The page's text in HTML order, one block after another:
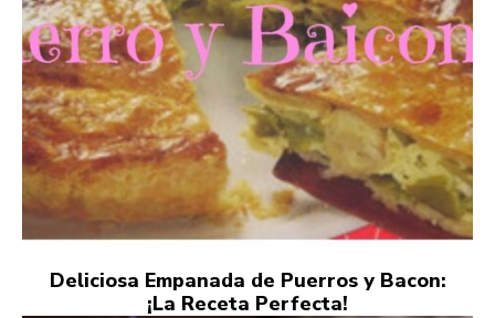
Deliciosa Empanada de Puerros y Bacon:
¡La Receta Perfecta!